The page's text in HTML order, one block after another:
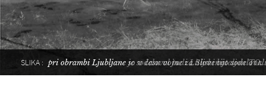
SLIKA : pri obrambi Ljubljane so v času vojne za Slovenijo